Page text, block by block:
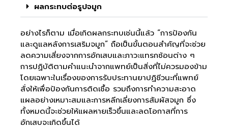
ผลกระทบต่อรูปจมูก
อย่างไรก็ตาม เมื่อเกิดผลกระทบเช่นนี้แล้ว “การป้องกัน
และดูแลหลังการเสริมจมูก” ถือเป็นขั้นตอนสำคัญที่จะช่วย
ลดความเสี่ยงจากการอักเสบและภาวะแทรกซ้อนต่าง ๆ
การปฏิบัติตามคำแนะนำจากแพทย์เป็นสิ่งที่ไม่ควรมองข้าม
โดยเฉพาะในเรื่องของการรับประทานยาปฏิชีวนะที่แพทย์
สั่งให้เพื่อป้องกันการติดเชื้อ รวมถึงการทำความสะอาด
แผลอย่างเหมาะสมและการหลีกเลี่ยงการสัมผัสจมูก ซึ่ง
ทั้งหมดนี้จะช่วยให้แผลหายเร็วขึ้นและลดโอกาสที่การ
อักเสบจะเกิดขึ้นได้